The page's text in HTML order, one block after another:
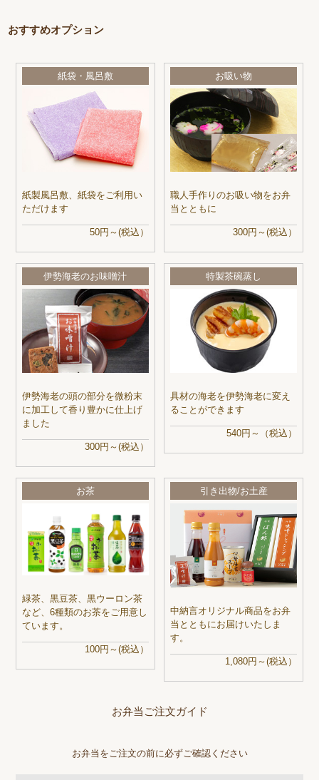
おすすめオプション
紙袋・風呂敷
紙製風呂敷、紙袋をご利用い
ただけます
50円～(税込）
お吸い物
職人手作りのお吸い物をお弁
当とともに
300円～(税込）
伊勢海老のお味噌汁
伊勢海老の頭の部分を微粉末
に加工して香り豊かに仕上げ
ました
300円～(税込）
特製茶碗蒸し
具材の海老を伊勢海老に変え
ることができます
540円～（税込）
お茶
緑茶、黒豆茶、黒ウーロン茶
など、6種類のお茶をご用意し
ています。
100円～(税込）
引き出物/お土産
中納言オリジナル商品をお弁
当とともにお届けいたしま
す。
1,080円～(税込）
お弁当ご注文ガイド
お弁当をご注文の前に必ずご確認ください